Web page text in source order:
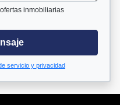
inmobiliarias
servicio y privacidad